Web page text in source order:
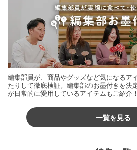
編集部員が、商品やグッズなど気になるア
たりして徹底検証。編集部のお墨付きを決
が日常的に愛用しているアイテムもご紹介！
一覧を見る